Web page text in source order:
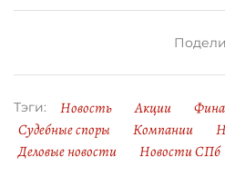
Тэги: Новость Акции
Судебные споры
Компании
Деловые новости
Новости СПб